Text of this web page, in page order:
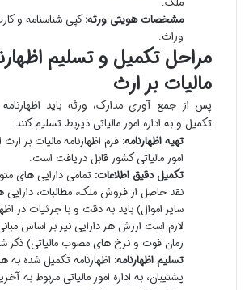
مشخصات هویتی ورثه:کپی شناسنامه و
وراث.
مراحل تکمیل و تسلیم
مالیات بر ارث
پس از جمع آوری مدارک، ورثه باید اظهارنامه
تکمیل و به اداره امور مالیاتی ذیربط تسلیم کنند:
تهیه اظهارنامه: فرم اظهارنامه مالیات بر
امور مالیاتی کشور قابل دریافت است.
تکمیل دقیق اطلاعات: تمامی دارایی های
نقد حاصل از فروش ملک، مطالبات، دارایی
سایر اموال) باید به دقت و با جزئیات در
لازم است ارزش هر دارایی نیز بر اساس
زمان فوت و نرخ های مصوب مالیاتی) ذکر
تسلیم اظهارنامه: اظهارنامه تکمیل شده به
پشتیبان، به اداره امور مالیاتی مربوط به